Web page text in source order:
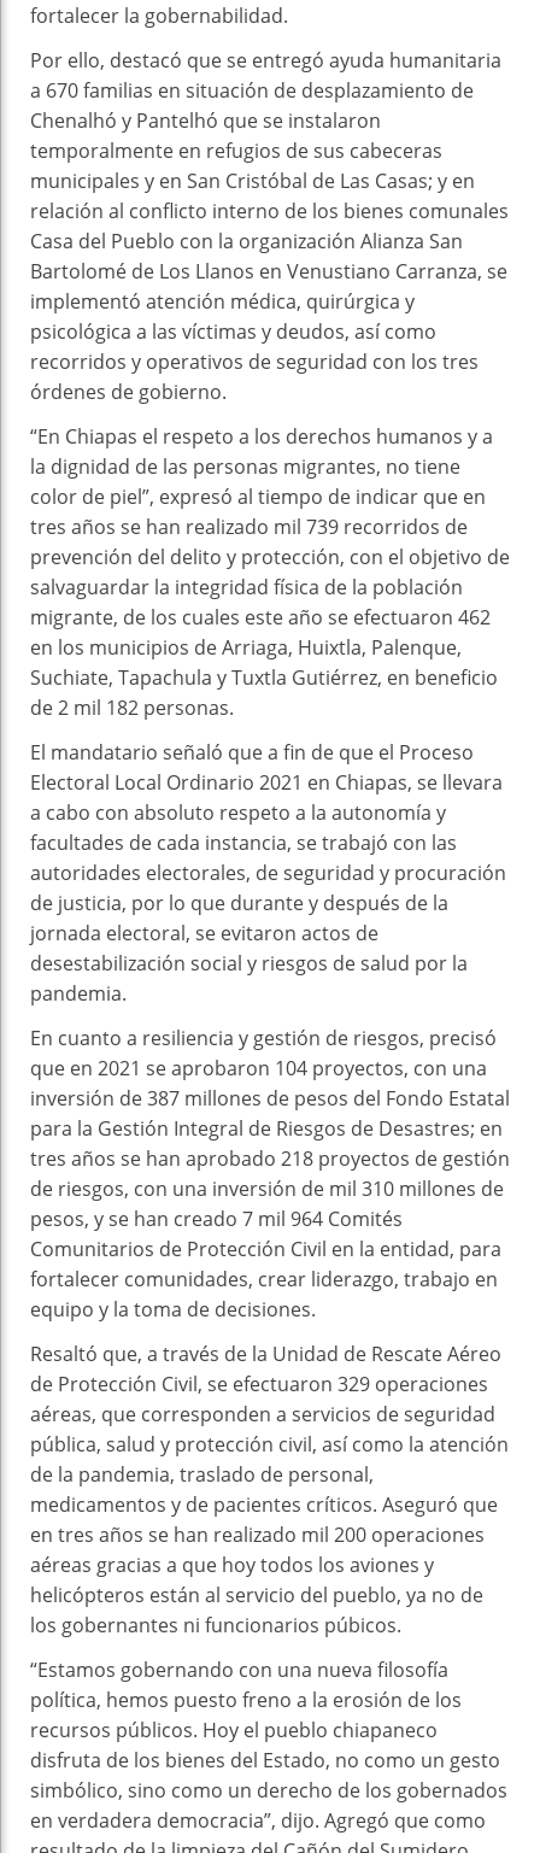
fortalecer la gobernabilidad.
Por ello, destacó que se entregó ayuda humanitaria
a 670 familias en situación de desplazamiento de
Chenalhó y Pantelhó que se instalaron
temporalmente en refugios de sus cabeceras
municipales y en San Cristóbal de Las Casas; y en
relación al conflicto interno de los bienes comunales
Casa del Pueblo con la organización Alianza San
Bartolomé de Los Llanos en Venustiano Carranza, se
implementó atención médica, quirúrgica y
psicológica a las víctimas y deudos, así como
recorridos y operativos de seguridad con los tres
órdenes de gobierno.
“En Chiapas el respeto a los derechos humanos y a
la dignidad de las personas migrantes, no tiene
color de piel”, expresó al tiempo de indicar que en
tres años se han realizado mil 739 recorridos de
prevención del delito y protección, con el objetivo de
salvaguardar la integridad física de la población
migrante, de los cuales este año se efectuaron 462
en los municipios de Arriaga, Huixtla, Palenque,
Suchiate, Tapachula y Tuxtla Gutiérrez, en beneficio
de 2 mil 182 personas.
El mandatario señaló que a fin de que el Proceso
Electoral Local Ordinario 2021 en Chiapas, se llevara
a cabo con absoluto respeto a la autonomía y
facultades de cada instancia, se trabajó con las
autoridades electorales, de seguridad y procuración
de justicia, por lo que durante y después de la
jornada electoral, se evitaron actos de
desestabilización social y riesgos de salud por la
pandemia.
En cuanto a resiliencia y gestión de riesgos, precisó
que en 2021 se aprobaron 104 proyectos, con una
inversión de 387 millones de pesos del Fondo Estatal
para la Gestión Integral de Riesgos de Desastres; en
tres años se han aprobado 218 proyectos de gestión
de riesgos, con una inversión de mil 310 millones de
pesos, y se han creado 7 mil 964 Comités
Comunitarios de Protección Civil en la entidad, para
fortalecer comunidades, crear liderazgo, trabajo en
equipo y la toma de decisiones.
Resaltó que, a través de la Unidad de Rescate Aéreo
de Protección Civil, se efectuaron 329 operaciones
aéreas, que corresponden a servicios de seguridad
pública, salud y protección civil, así como la atención
de la pandemia, traslado de personal,
medicamentos y de pacientes críticos. Aseguró que
en tres años se han realizado mil 200 operaciones
aéreas gracias a que hoy todos los aviones y
helicópteros están al servicio del pueblo, ya no de
los gobernantes ni funcionarios púbicos.
“Estamos gobernando con una nueva filosofía
política, hemos puesto freno a la erosión de los
recursos públicos. Hoy el pueblo chiapaneco
disfruta de los bienes del Estado, no como un gesto
simbólico, sino como un derecho de los gobernados
en verdadera democracia”, dijo. Agregó que como